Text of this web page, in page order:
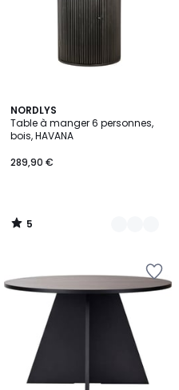
NORDLYS
Table à manger 6 personnes,
bois, HAVANA
289,90 €
5
/
5
2
Couleurs
5
/